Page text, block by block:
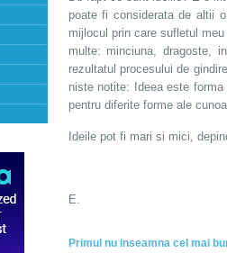
poate fi considerata de altii
mijlocul prin care sufletul
multe: minciuna, dragoste,
rezultatul procesului de
niste notite: Ideea este
pentru diferite forme ale
Ideile pot fi mari si mici,
E.
Primul nu inseamna cel mai